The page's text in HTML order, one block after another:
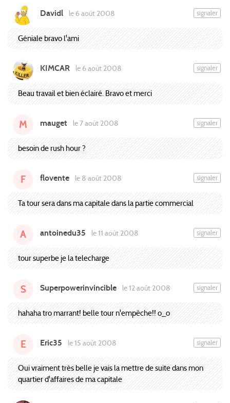
Davidl le 6 août 2008 signaler
Géniale bravo l'ami
KIMCAR le 6 août 2008 signaler
Beau travail et bien éclairé. Bravo et merci
M mauget le 7 août 2008 signaler
besoin de rush hour ?
F flovente le 8 août 2008 signaler
Ta tour sera dans ma capitale dans la partie commercial
A antoinedu35 le 11 août 2008 signaler
tour superbe je la telecharge
S Superpowerinvincible le 12 août 2008 signaler
hahaha tro marrant! belle tour n'empêche!! o_o
E Eric35 le 15 août 2008 signaler
Oui vraiment très belle je vais la mettre de suite dans mon
quartier d'affaires de ma capitale